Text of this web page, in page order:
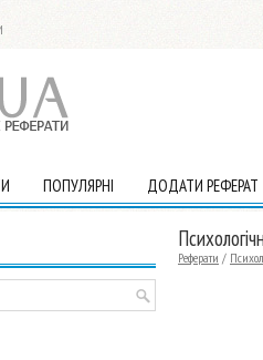
ПОПУЛЯРНІ ДОДАТИ РЕФЕРАТ
Реферати /